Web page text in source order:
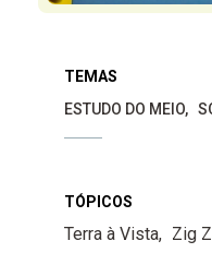
TEMAS
ESTUDO DO MEIO
TÓPICOS
Terra à Vista Zig